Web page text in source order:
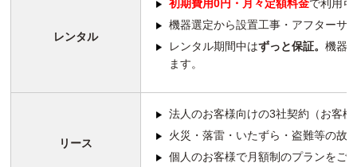
レンタル
初期費用0円・月々定額料金で利用可
機器選定から設置工事・アフターサ
レンタル期間中はずっと保証。機器
ます。
リース
法人のお客様向けの3社契約（お客
火災・落雷・いたずら・盗難等の故
個人のお客様で月額制のプランをご